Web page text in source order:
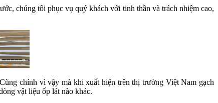
chúng tôi phục vụ quý khách với tinh thần và trách nhiệm cao,
chính vì vậy mà khi xuất hiện trên thị trường Việt Nam gạch
vật liệu ốp lát nào khác.